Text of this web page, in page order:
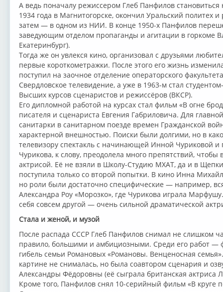
А ведь поначалу режиссером Глеб Панфилов
1934 года в Магнитогорске, окончил Уральский политех
затем — в одном из НИИ. В конце 1950-х Панфилов
заведующим отделом пропаганды и агитации в горкоме
Екатеринбург).
Тогда же он увлекся кино, организовал с друзьями
первые короткометражки. После этого его жизнь
поступил на заочное отделение операторского
Свердловское телевидение, а уже в 1963-м стал
Высших курсов сценаристов и режиссёров (ВКСР).
Его дипломной работой на курсах стал фильм «В огне
писателя и сценариста Евгения Габриловича. Для
санитарки в санитарном поезде времен Гражданской
характерной внешностью. Поиски были долгими, но в
телевизору спектакль с начинающей Инной Чуриковой
Чурикова, к слову, преодолела много препятствий,
актрисой. Её не взяли в Школу-Студию МХАТ, да и в
поступила только со второй попытки. В кино Инна
но роли были достаточно специфические — например,
Александра Роу «Морозко», где Чурикова играла
себя совсем другой — очень сильной драматической
Стала и женой, и музой
После распада СССР Глеб Панфилов снимал не слишком
правило, большими и амбициозными. Среди его работ —
гибель семьи Романовых «Романовы. Венценосная
картине не снималась, но была соавтором сценария и
Александры Фёдоровны (её сыграла британская актриса
Кроме того, Панфилов снял 10-серийный фильм «В круге